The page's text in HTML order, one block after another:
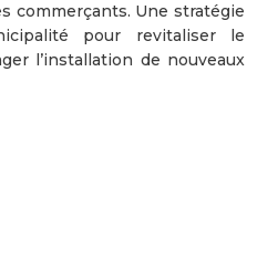
commerçants. Une stratégie
pour revitaliser le
l’installation de nouveaux